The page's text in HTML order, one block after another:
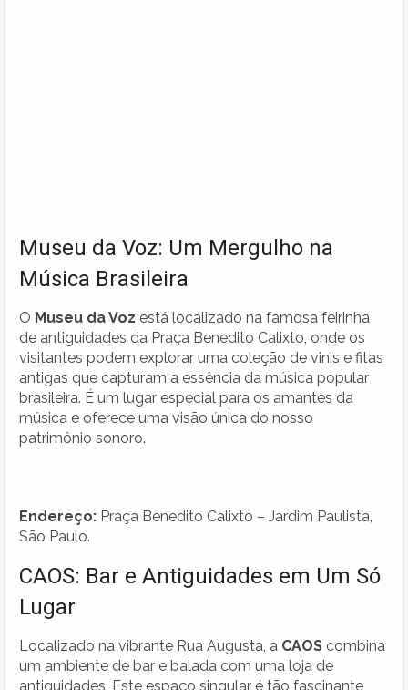
Museu da Voz: Um Mergulho na
Música Brasileira
O Museu da Voz está localizado na famosa feirinha
de antiguidades da Praça Benedito Calixto, onde os
visitantes podem explorar uma coleção de vinis e fitas
antigas que capturam a essência da música popular
brasileira. É um lugar especial para os amantes da
música e oferece uma visão única do nosso
patrimônio sonoro.
Endereço: Praça Benedito Calixto – Jardim Paulista,
São Paulo.
CAOS: Bar e Antiguidades em Um Só
Lugar
Localizado na vibrante Rua Augusta, a CAOS combina
um ambiente de bar e balada com uma loja de
antiguidades. Este espaço singular é tão fascinante